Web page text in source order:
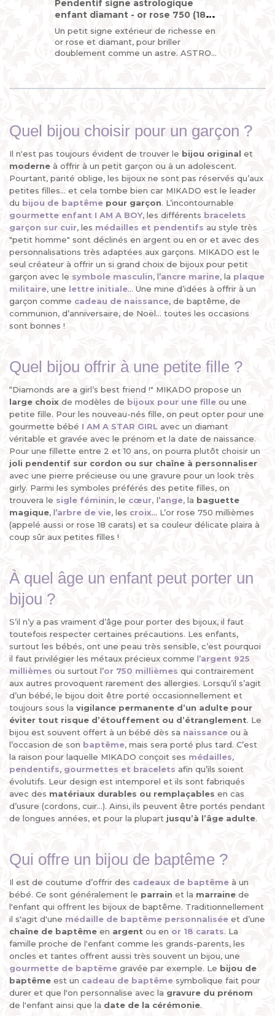
Pendentif signe astrologique
enfant diamant - or rose 750 (18
carats)
Un petit signe extérieur de richesse en
or rose et diamant, pour briller
doublement comme un astre. ASTRO
Quel bijou choisir pour un garçon ?
Il n'est pas toujours évident de trouver le bijou original et
moderne à offrir à un petit garçon ou à un adolescent.
Pourtant, parité oblige, les bijoux ne sont pas réservés qu’aux
petites filles... et cela tombe bien car MIKADO est le leader
du bijou de baptême pour garçon. L’incontournable
gourmette enfant I AM A BOY, les différents bracelets
garçon sur cuir, les médailles et pendentifs au style très
"petit homme" sont déclinés en argent ou en or et avec des
personnalisations très adaptées aux garçons. MIKADO est le
seul créateur à offrir un si grand choix de bijoux pour petit
garçon avec le symbole masculin, l’ancre marine, la plaque
militaire, une lettre initiale... Une mine d’idées à offrir à un
garçon comme cadeau de naissance, de baptême, de
communion, d’anniversaire, de Noël... toutes les occasions
sont bonnes !
Quel bijou offrir à une petite fille ?
“Diamonds are a girl’s best friend !" MIKADO propose un
large choix de modèles de bijoux pour une fille ou une
petite fille. Pour les nouveau-nés fille, on peut opter pour une
gourmette bébé I AM A STAR GIRL avec un diamant
véritable et gravée avec le prénom et la date de naissance.
Pour une fillette entre 2 et 10 ans, on pourra plutôt choisir un
joli pendentif sur cordon ou sur chaîne à personnaliser
avec une pierre précieuse ou une gravure pour un look très
girly. Parmi les symboles préférés des petite filles, on
trouvera le sigle féminin, le cœur, l’ange, la baguette
magique, l’arbre de vie, les croix... L’or rose 750 millièmes
(appelé aussi or rose 18 carats) et sa couleur délicate plaira à
coup sûr aux petites filles !
À quel âge un enfant peut porter un
bijou ?
S’il n’y a pas vraiment d’âge pour porter des bijoux, il faut
toutefois respecter certaines précautions. Les enfants,
surtout les bébés, ont une peau très sensible, c’est pourquoi
il faut privilégier les métaux précieux comme l’argent 925
millièmes ou surtout l’or 750 millièmes qui contrairement
aux autres provoquent rarement des allergies. Lorsqu’il s’agit
d’un bébé, le bijou doit être porté occasionnellement et
toujours sous la vigilance permanente d’un adulte pour
éviter tout risque d’étouffement ou d’étranglement. Le
bijou est souvent offert à un bébé dès sa naissance ou à
l’occasion de son baptême, mais sera porté plus tard. C’est
la raison pour laquelle MIKADO conçoit ses médailles,
pendentifs, gourmettes et bracelets afin qu’ils soient
évolutifs. Leur design est intemporel et ils sont fabriqués
avec des matériaux durables ou remplaçables en cas
d’usure (cordons, cuir...). Ainsi, ils peuvent être portés pendant
de longues années, et pour la plupart jusqu’à l’âge adulte.
Qui offre un bijou de baptême ?
Il est de coutume d’offrir des cadeaux de baptême à un
bébé. Ce sont généralement le parrain et la marraine de
l'enfant qui offrent les bijoux de baptême. Traditionnellement
il s'agit d'une médaille de baptême personnalisée et d’une
chaîne de baptême en argent ou en or 18 carats. La
famille proche de l'enfant comme les grands-parents, les
oncles et tantes offrent aussi très souvent un bijou, une
gourmette de baptême gravée par exemple. Le bijou de
baptême est un cadeau de baptême symbolique fait pour
durer et que l'on personnalise avec la gravure du prénom
de l'enfant ainsi que la date de la cérémonie.